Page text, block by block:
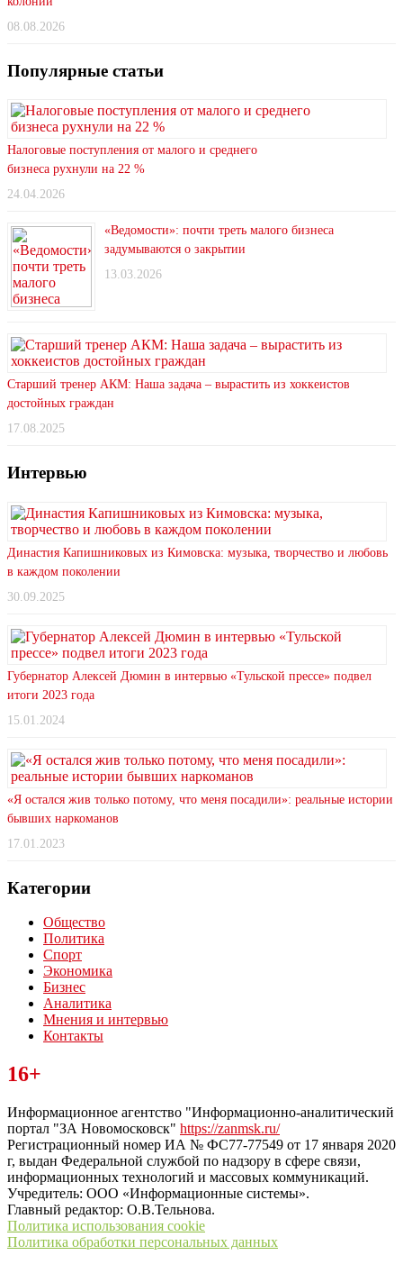
08.08.2026
Популярные статьи
Налоговые поступления от малого и среднего
бизнеса рухнули на 22 %
24.04.2026
«Ведомости»: почти треть малого бизнеса
задумываются о закрытии
13.03.2026
Старший тренер АКМ: Наша задача – вырастить из хоккеистов
достойных граждан
17.08.2025
Интервью
Династия Капишниковых из Кимовска: музыка, творчество и любовь
в каждом поколении
30.09.2025
Губернатор Алексей Дюмин в интервью «Тульской прессе» подвел
итоги 2023 года
15.01.2024
«Я остался жив только потому, что меня посадили»: реальные истории
бывших наркоманов
17.01.2023
Категории
Общество
Политика
Спорт
Экономика
Бизнес
Аналитика
Мнения и интервью
Контакты
Читайте последние новости дня в Тульской области на сайте
“ЗаНовомосковск”
16+
Информационное агентство "Информационно-аналитический
портал "ЗА Новомосковск" https://zanmsk.ru/
Регистрационный номер ИА № ФС77-77549 от 17 января 2020
г, выдан Федеральной службой по надзору в сфере связи,
информационных технологий и массовых коммуникаций.
Учредитель: ООО «Информационные системы».
Главный редактор: О.В.Тельнова.
Политика использования cookie
Политика обработки персональных данных